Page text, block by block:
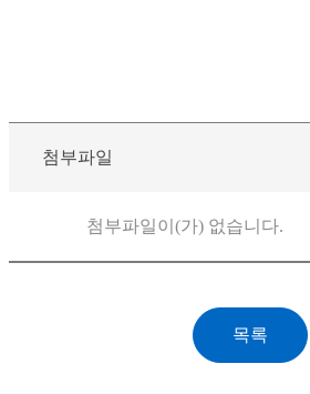
첨부파일
첨부파일이(가) 없습니다.